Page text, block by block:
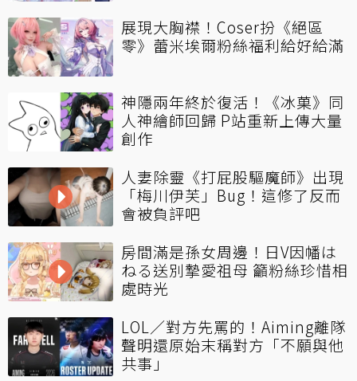
展現大胸襟！Coser扮《絕區
零》蕾米埃爾粉絲福利給好給滿
神隱兩年終於復活！《冰菓》同
人神繪師回歸 P站重新上傳大量
創作
人妻除靈《打屁股驅魔師》出現
「梅川伊芙」Bug！這修了反而
會被負評吧
房間滿是孫女周邊！日V因幡は
ねる送別摯愛祖母 籲粉絲珍惜相
處時光
LOL／對方先罵的！Aiming離隊
聲明還原始末稱對方「不願與他
共事」